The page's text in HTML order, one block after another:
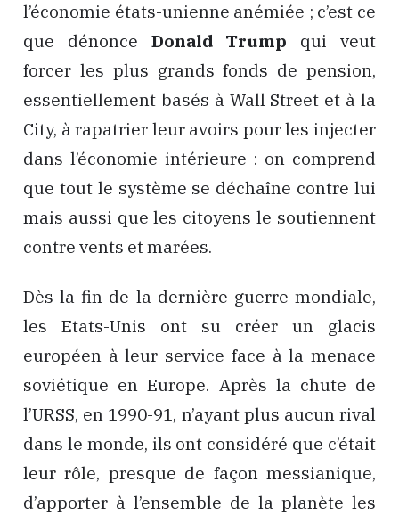
l’économie états-unienne anémiée ; c’est ce
que dénonce Donald Trump qui veut
forcer les plus grands fonds de pension,
essentiellement basés à Wall Street et à la
City, à rapatrier leur avoirs pour les injecter
dans l’économie intérieure : on comprend
que tout le système se déchaîne contre lui
mais aussi que les citoyens le soutiennent
contre vents et marées.
Dès la fin de la dernière guerre mondiale,
les Etats-Unis ont su créer un glacis
européen à leur service face à la menace
soviétique en Europe. Après la chute de
l’URSS, en 1990-91, n’ayant plus aucun rival
dans le monde, ils ont considéré que c’était
leur rôle, presque de façon messianique,
d’apporter à l’ensemble de la planète les